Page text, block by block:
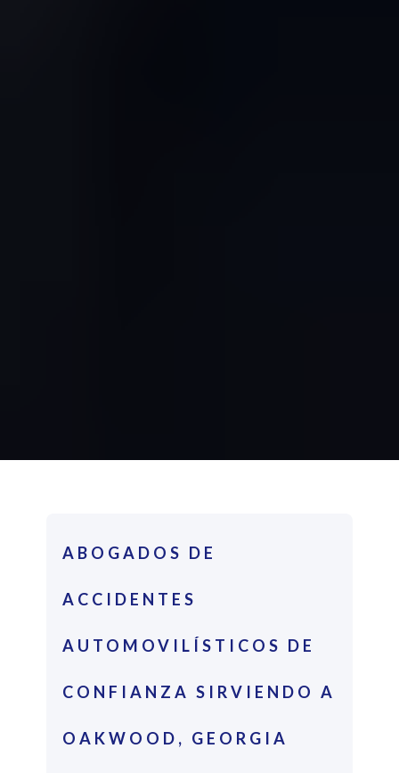
ABOGADOS DE
ACCIDENTES
AUTOMOVILÍSTICOS DE
CONFIANZA SIRVIENDO A
OAKWOOD, GEORGIA